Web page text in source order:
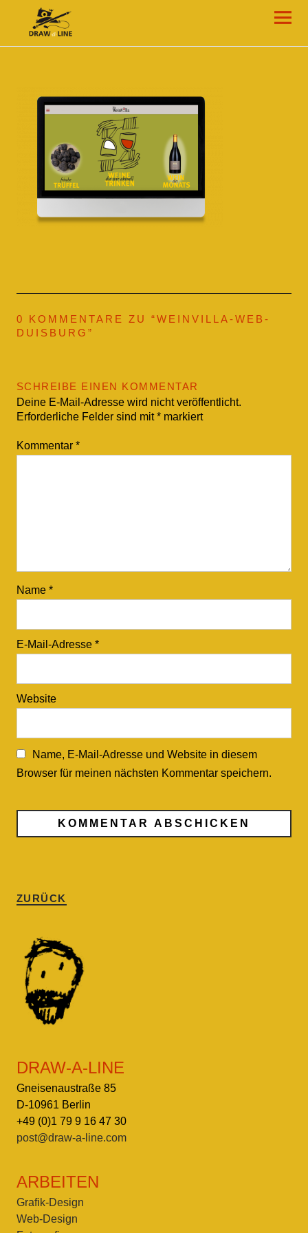
Draw-a-Line Grafik- und Web-Design
0 KOMMENTARE ZU “WEINVILLA-WEB-
DUISBURG ”
SCHREIBE EINEN KOMMENTAR
Deine E-Mail-Adresse wird nicht veröffentlicht.
Erforderliche Felder sind mit*markiert
Kommentar *
Name *
E-Mail-Adresse *
Website
Name, E-Mail-Adresse und Website in diesem
Browser für meinen nächsten Kommentar speichern.
ZURÜCK
DRAW-A-LINE
Gneisenaustraße 85
D-10961 Berlin
+49 (0)1 79 9 16 47 30
post@draw-a-line.com
ARBEITEN
Grafik-Design
Web-Design